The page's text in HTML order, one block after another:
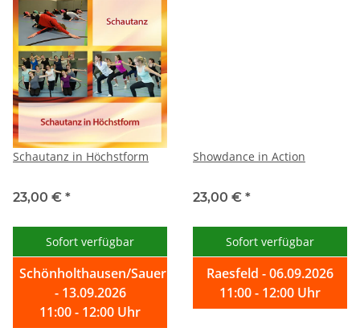
Schautanz in Höchstform
23,00 € *
Sofort verfügbar
Schönholthausen/Sauerland
- 13.09.2026
11:00 - 12:00 Uhr
Showdance in Action
23,00 € *
Sofort verfügbar
Raesfeld - 06.09.2026
11:00 - 12:00 Uhr